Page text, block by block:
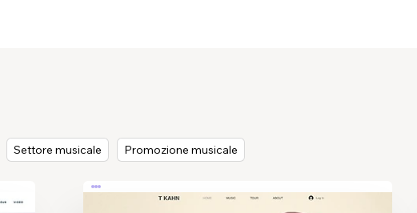
Settore musicale Promozione musicale